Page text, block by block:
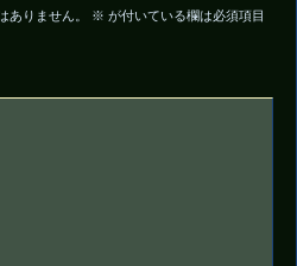
ありません。 ※ が付いている欄は必須項目